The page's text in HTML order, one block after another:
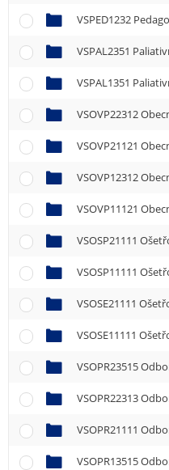
VSPAL2351
VSPAL1351
VSOSP21111
VSOSP11111
VSOSE21111
VSOSE11111
VSOPR23515
VSOPR22313
VSOPR21111
VSOPR13515